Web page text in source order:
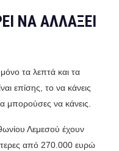
ΝΑ ΑΛΛΑΞΕΙ
τα λεπτά και τα
επίσης, το να κάνεις
μπορούσες να κάνεις.
Λεμεσού έχουν
από 270.000 ευρώ